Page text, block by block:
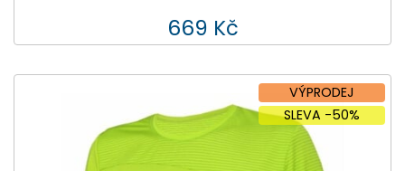
669 Kč
VÝPRODEJ
SLEVA -50%